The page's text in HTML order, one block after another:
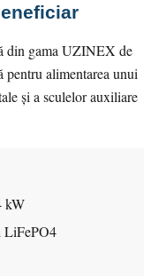
din gama UZINEX de
pentru alimentarea unui
și a sculelor auxiliare
kW
LiFePO4